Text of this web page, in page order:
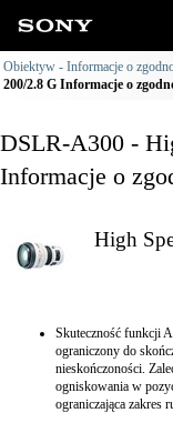
Obiektyw - Informacje o
200/2.8 G Informacje o
DSLR-A300 -
Informacje o
High
Skuteczność funkcji
ograniczony do
nieskończoności.
ogniskowania w
ograniczająca zakres